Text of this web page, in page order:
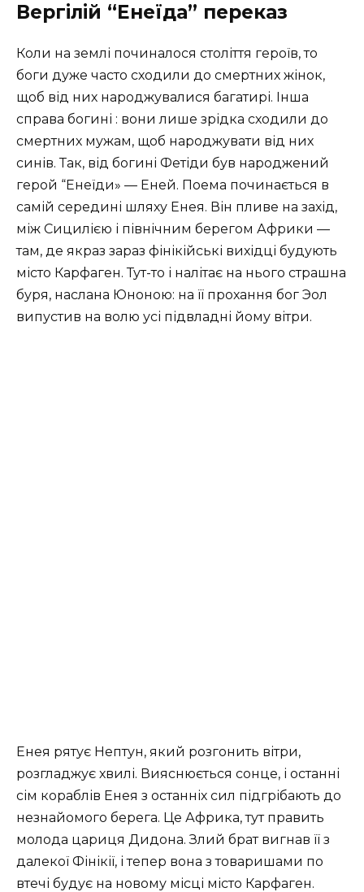
Вергілій “Енеїда” переказ
Коли на землі починалося століття героїв, то
боги дуже часто сходили до смертних жінок,
щоб від них народжувалися багатирі. Інша
справа богині : вони лише зрідка сходили до
смертних мужам, щоб народжувати від них
синів. Так, від богині Фетіди був народжений
герой “Енеїди» — Еней. Поема починається в
самій середині шляху Енея. Він пливе на захід,
між Сицилією і північним берегом Африки —
там, де якраз зараз фінікійські вихідці будують
місто Карфаген. Тут-то і налітає на нього страшна
буря, наслана Юноною: на її прохання бог Эол
випустив на волю усі підвладні йому вітри.
Енея рятує Нептун, який розгонить вітри,
розгладжує хвилі. Вияснюється сонце, і останні
сім кораблів Енея з останніх сил підгрібають до
незнайомого берега. Це Африка, тут править
молода цариця Дидона. Злий брат вигнав її з
далекої Фінікії, і тепер вона з товаришами по
втечі будує на новому місці місто Карфаген.